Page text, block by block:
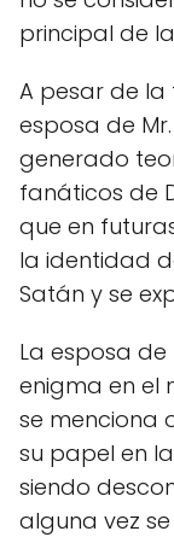
principal de
A pesar de
esposa de
generado
fanáticos de
que en
la identidad
Satán y se
La esposa de
enigma en el
se menciona
su papel en
siendo
alguna vez